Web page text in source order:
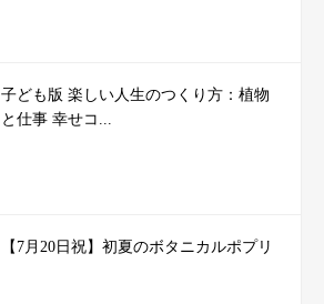
子ども版 楽しい人生のつくり方：植物
と仕事 幸せコ...
【7月20日祝】初夏のボタニカルポプリ